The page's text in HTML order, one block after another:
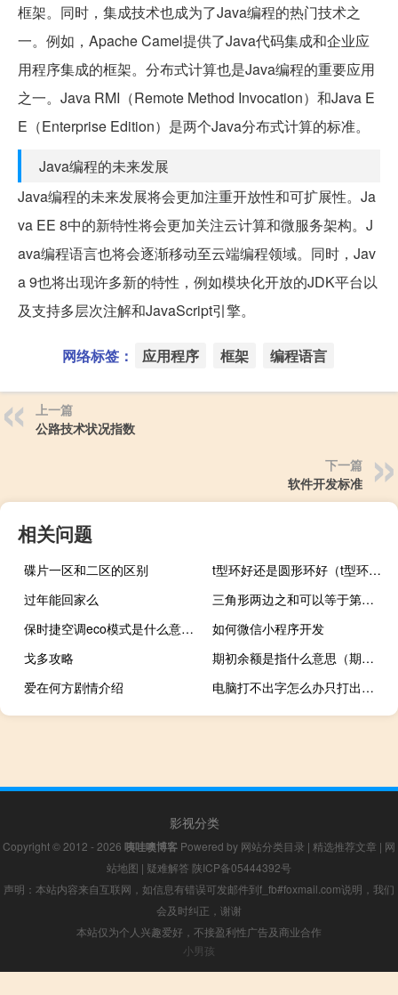
框架。同时，集成技术也成为了Java编程的热门技术之
一。例如，Apache Camel提供了Java代码集成和企业应
用程序集成的框架。分布式计算也是Java编程的重要应用
之一。Java RMI（Remote Method Invocation）和Java E
E（Enterprise Edition）是两个Java分布式计算的标准。
Java编程的未来发展
Java编程的未来发展将会更加注重开放性和可扩展性。Ja
va EE 8中的新特性将会更加关注云计算和微服务架构。J
ava编程语言也将会逐渐移动至云端编程领域。同时，Jav
a 9也将出现许多新的特性，例如模块化开放的JDK平台以
及支持多层次注解和JavaScript引擎。
网络标签： 应用程序 框架 编程语言
上一篇
公路技术状况指数
下一篇
软件开发标准
相关问题
碟片一区和二区的区别
t型环好还是圆形环好（t型环好还是圆环）
过年能回家么
三角形两边之和可以等于第三边吗
保时捷空调eco模式是什么意思（空调eco模式是什么意思）
如何微信小程序开发
戈多攻略
期初余额是指什么意思（期初余额）
爱在何方剧情介绍
电脑打不出字怎么办只打出字母（电脑打不出字怎么办）
影视分类
Copyright © 2012 - 2026 咦哇噢博客 Powered by 网站分类目录 | 精选推荐文章 | 网
站地图 | 疑难解答 陕ICP备05444392号
声明：本站内容来自互联网，如信息有错误可发邮件到f_fb#foxmail.com说明，我们
会及时纠正，谢谢
本站仅为个人兴趣爱好，不接盈利性广告及商业合作
小男孩